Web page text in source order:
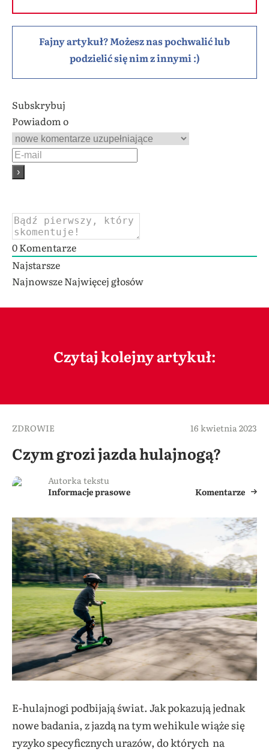
Fajny artykuł? Możesz nas pochwalić lub
podzielić się nim z innymi :)
Subskrybuj
Powiadom o
0Komentarze
Najstarsze
NajnowszeNajwięcej głosów
Czytaj kolejny artykuł:
ZDROWIE 16 kwietnia 2023
Czym grozi jazda hulajnogą?
Autorka tekstu
Informacje prasowe
Komentarze
E-hulajnogi podbijają świat. Jak pokazują jednak
nowe badania, z jazdą na tym wehikule wiąże się
ryzyko specyficznych urazów, do których na